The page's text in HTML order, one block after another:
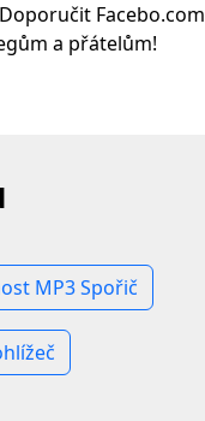
Facebo.com
a přátelům!
MP3 Spořič